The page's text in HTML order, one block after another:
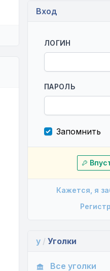
Вход
ЛОГИН
ПАРОЛЬ
Запомнить
Кажется, я
y / Уголки
Все уголки